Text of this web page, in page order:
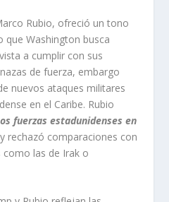
Rubio, ofreció un tono
que Washington busca
a cumplir con sus
de fuerza, embargo
nuevos ataques militares
en el Caribe. Rubio
fuerzas estadunidenses en
rechazó comparaciones con
las de Irak o